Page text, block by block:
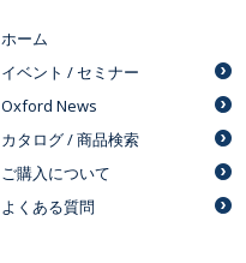
ホーム
イベント / セミナー
Oxford News
カタログ / 商品検索
ご購入について
よくある質問